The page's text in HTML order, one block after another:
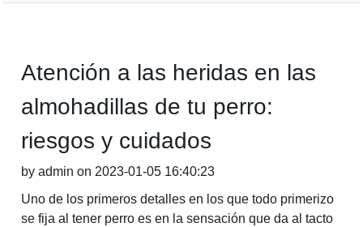
Atención a las heridas en las
almohadillas de tu perro:
riesgos y cuidados
by admin on 2023-01-05 16:40:23
Uno de los primeros detalles en los que todo primerizo
se fija al tener perro es en la sensación que da al tacto